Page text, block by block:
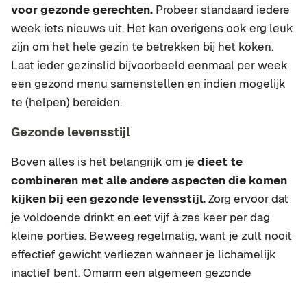
voor gezonde gerechten. Probeer standaard iedere
week iets nieuws uit. Het kan overigens ook erg leuk
zijn om het hele gezin te betrekken bij het koken.
Laat ieder gezinslid bijvoorbeeld eenmaal per week
een gezond menu samenstellen en indien mogelijk
te (helpen) bereiden.
Gezonde levensstijl
Boven alles is het belangrijk om je dieet te
combineren met alle andere aspecten die komen
kijken bij een gezonde levensstijl.Zorg ervoor dat
je voldoende drinkt en eet vijf à zes keer per dag
kleine porties. Beweeg regelmatig, want je zult nooit
effectief gewicht verliezen wanneer je lichamelijk
inactief bent. Omarm een algemeen gezonde